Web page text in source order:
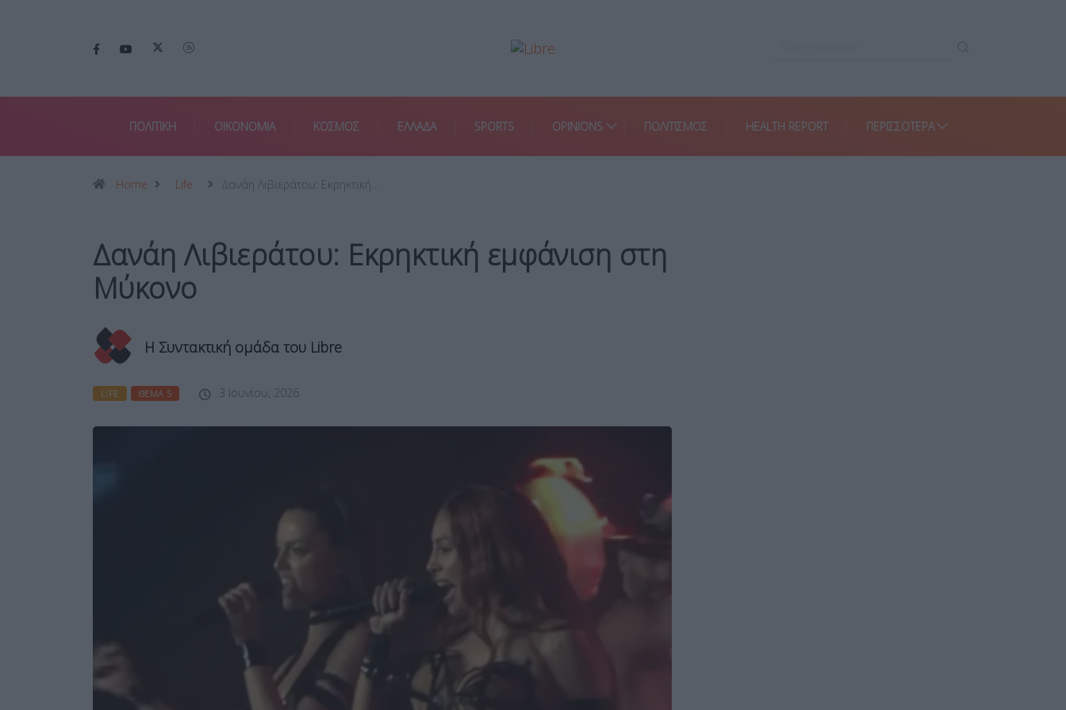
ΠΟΛΙΤΙΚΗ ΟΙΚΟΝΟΜΙΑ ΚΟΣΜΟΣ ΕΛΛΑΔΑ SPORTS OPINIONS ΠΟΛΙΤΙΣΜΟΣ HEALTH REPORT ΠΕΡΙΣΣΌΤΕΡΑ
Home Life Δανάη Λιβιεράτου: Εκρηκτική…
Δανάη Λιβιεράτου: Εκρηκτική εμφάνιση στη
Μύκονο
Η Συντακτική ομάδα του Libre
LIFE ΘΈΜΑ 5 3 Ιουνίου, 2026